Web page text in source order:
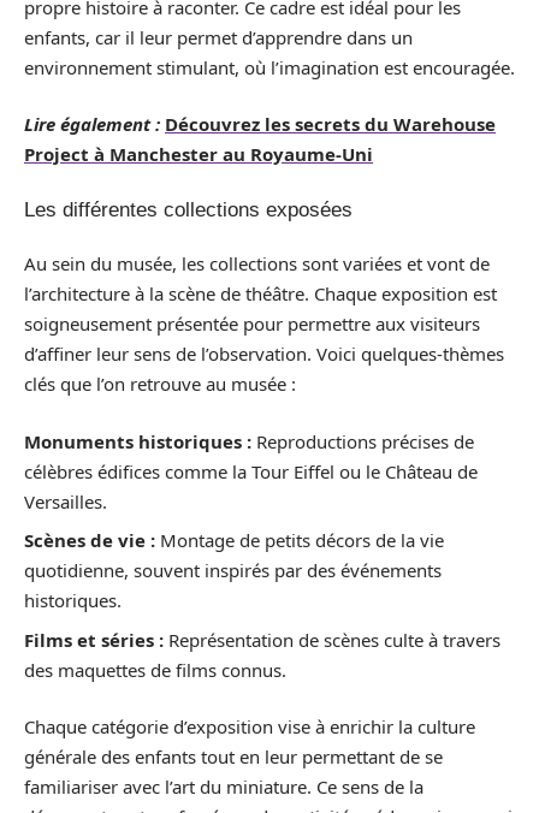
propre histoire à raconter. Ce cadre est idéal pour les
enfants, car il leur permet d’apprendre dans un
environnement stimulant, où l’imagination est encouragée.
Lire également : Découvrez les secrets du Warehouse
Project à Manchester au Royaume‑Uni
Les différentes collections exposées
Au sein du musée, les collections sont variées et vont de
l’architecture à la scène de théâtre. Chaque exposition est
soigneusement présentée pour permettre aux visiteurs
d’affiner leur sens de l’observation. Voici quelques-thèmes
clés que l’on retrouve au musée :
Monuments historiques : Reproductions précises de
célèbres édifices comme la Tour Eiffel ou le Château de
Versailles.
Scènes de vie : Montage de petits décors de la vie
quotidienne, souvent inspirés par des événements
historiques.
Films et séries : Représentation de scènes culte à travers
des maquettes de films connus.
Chaque catégorie d’exposition vise à enrichir la culture
générale des enfants tout en leur permettant de se
familiariser avec l’art du miniature. Ce sens de la